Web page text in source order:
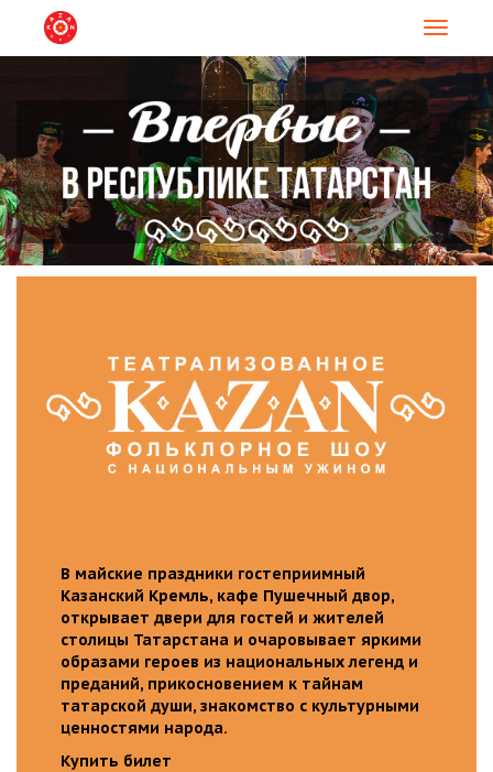
В майские праздники гостеприимный
Казанский Кремль, кафе Пушечный двор,
открывает двери для гостей и жителей
столицы Татарстана и очаровывает яркими
образами героев из национальных легенд и
преданий, прикосновением к тайнам
татарской души, знакомство с культурными
ценностями народа.
Купить билет